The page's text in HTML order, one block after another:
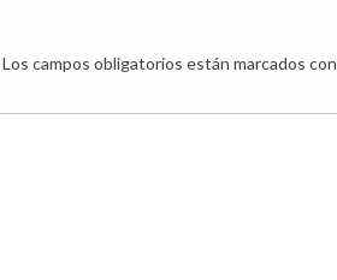
Los campos obligatorios están marcados con